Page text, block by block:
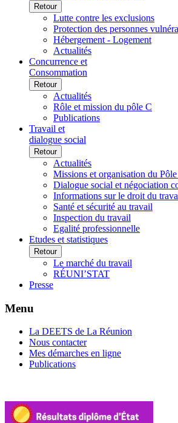
Retour
Lutte contre les exclusions
Protection des personnes
Hébergement - Logement
Actualités
Concurrence et
Consommation
Retour
Actualités
Rôle et mission du pôle C
Publications
Travail et
dialogue social
Retour
Actualités
Missions et organisation du
Dialogue social et négociation
Informations sur le droit du
Santé et sécurité au travail
Inspection du travail
Egalité professionnelle
Etudes et statistiques
Retour
Le marché du travail
RÉUNI’STAT
Presse
Menu
La DEETS de La Réunion
Nous contacter
Mes démarches en ligne
Publications